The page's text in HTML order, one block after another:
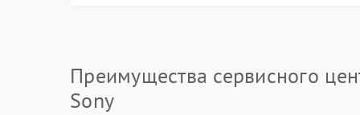
Преимущества сервисного
Sony